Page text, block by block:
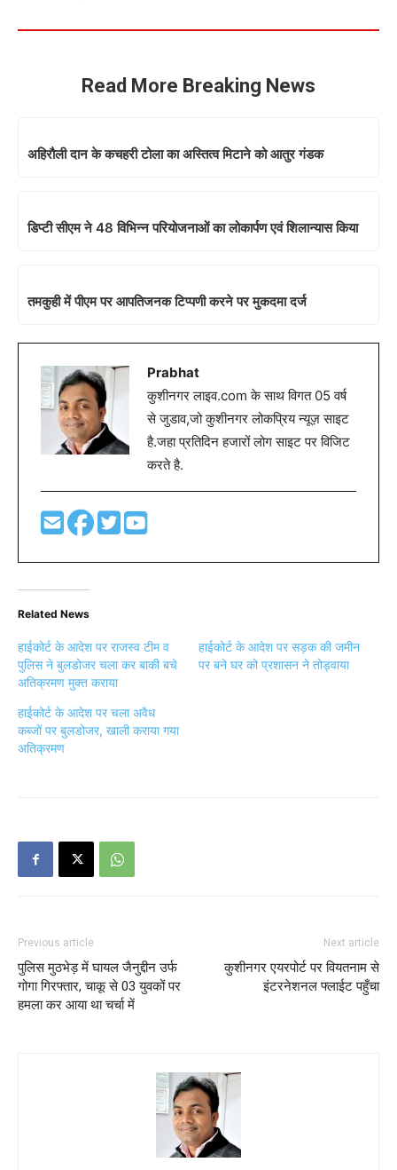
Read More Breaking News
अहिरौली दान के कचहरी टोला का अस्तित्व मिटाने को आतुर गंडक
डिप्टी सीएम ने 48 विभिन्न परियोजनाओं का लोकार्पण एवं शिलान्यास किया
तमकुही में पीएम पर आपतिजनक टिप्पणी करने पर मुकदमा दर्ज
Prabhat
कुशीनगर लाइव.com के साथ विगत 05 वर्ष
से जुडाव,जो कुशीनगर लोकप्रिय न्यूज़ साइट
है.जहा प्रतिदिन हजारों लोग साइट पर विजिट
करते है.
Related News
हाईकोर्ट के आदेश पर राजस्व टीम व
पुलिस ने बुलडोजर चला कर बाकी बचे
अतिक्रमण मुक्त कराया
हाईकोर्ट के आदेश पर सड़क की जमीन
पर बने घर को प्रशासन ने तोड्वाया
हाईकोर्ट के आदेश पर चला अवैध
कब्जों पर बुलडोजर, खाली कराया गया
अतिक्रमण
Previous article
पुलिस मुठभेड़ में घायल जैनुद्दीन उर्फ
गोगा गिरफ्तार, चाकू से 03 युवकों पर
हमला कर आया था चर्चा में
Next article
कुशीनगर एयरपोर्ट पर वियतनाम से
इंटरनेशनल फ्लाईट पहुँचा